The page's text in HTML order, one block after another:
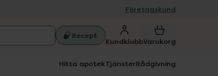
Företagskund
Recept
KundklubbVarukorg
Hitta apotekTjänsterRådgivning